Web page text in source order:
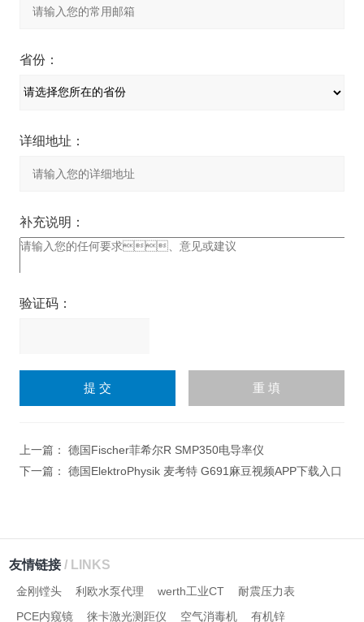
省份：
详细地址：
补充说明：
验证码：
上一篇： 德国Fischer菲希尔R SMP350电导率仪
下一篇： 德国ElektroPhysik 麦考特 G691麻豆视频APP下载入口
友情链接/ LINKS
金刚镗头 利欧水泵代理 werth工业CT
耐震压力表
PCE内窥镜
徕卡激光测距仪 空气消毒机 有机锌